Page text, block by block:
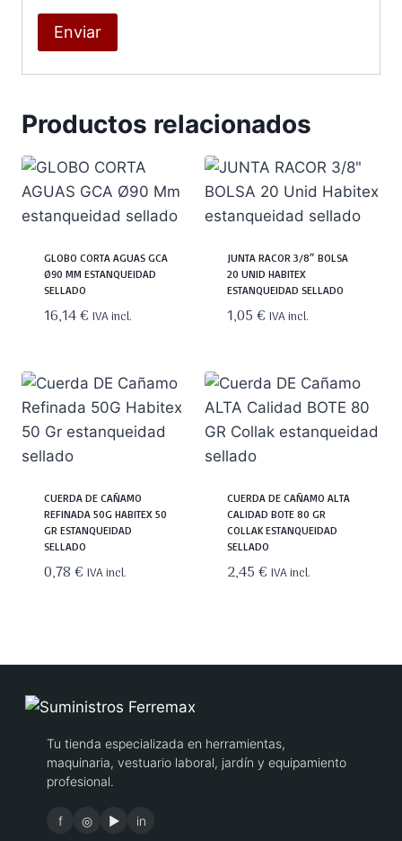
Productos relacionados
GLOBO CORTA AGUAS GCA
Ø90 MM ESTANQUEIDAD
SELLADO
16,14€ IVA incl.
JUNTA RACOR 3/8″ BOLSA
20 UNID HABITEX
ESTANQUEIDAD SELLADO
1,05€ IVA incl.
CUERDA DE CAÑAMO
REFINADA 50G HABITEX 50
GR ESTANQUEIDAD
SELLADO
0,78€ IVA incl.
CUERDA DE CAÑAMO ALTA
CALIDAD BOTE 80 GR
COLLAK ESTANQUEIDAD
SELLADO
2,45€ IVA incl.
Tu tienda especializada en herramientas,
maquinaria, vestuario laboral, jardín y equipamiento
profesional.
f ◎ ▶ in